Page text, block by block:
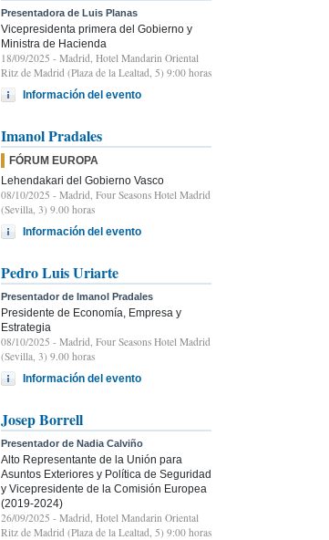
Presentadora de Luis Planas
Vicepresidenta primera del Gobierno y
Ministra de Hacienda
18/09/2025 - Madrid, Hotel Mandarin Oriental
Ritz de Madrid (Plaza de la Lealtad, 5) 9:00 horas
Información del evento
Imanol Pradales
FÓRUM EUROPA
Lehendakari del Gobierno Vasco
08/10/2025 - Madrid, Four Seasons Hotel Madrid
(Sevilla, 3) 9.00 horas
Información del evento
Pedro Luis Uriarte
Presentador de Imanol Pradales
Presidente de Economía, Empresa y
Estrategia
08/10/2025 - Madrid, Four Seasons Hotel Madrid
(Sevilla, 3) 9.00 horas
Información del evento
Josep Borrell
Presentador de Nadia Calviño
Alto Representante de la Unión para
Asuntos Exteriores y Política de Seguridad
y Vicepresidente de la Comisión Europea
(2019-2024)
26/09/2025 - Madrid, Hotel Mandarin Oriental
Ritz de Madrid (Plaza de la Lealtad, 5) 9:00 horas